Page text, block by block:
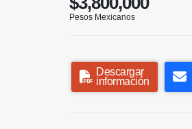
Pesos Mexicanos
Descargar
información